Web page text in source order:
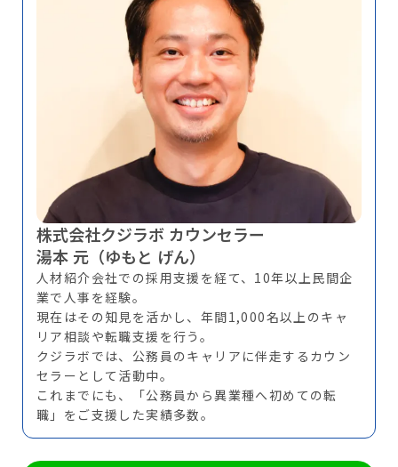
株式会社クジラボ カウンセラー
湯本 元（ゆもと げん）
人材紹介会社での採用支援を経て、10年以上民間企
業で人事を経験。
現在はその知見を活かし、年間1,000名以上のキャ
リア相談や転職支援を行う。
クジラボでは、公務員のキャリアに伴走するカウン
セラーとして活動中。
これまでにも、「公務員から異業種へ初めての転
職」をご支援した実績多数。